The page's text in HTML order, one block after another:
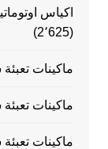
اكياس
(2٬625)
ماكينات
ماكينات
ماكينات